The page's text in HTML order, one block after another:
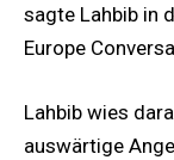
sagte Lahbib in
Europe
Lahbib wies
auswärtige